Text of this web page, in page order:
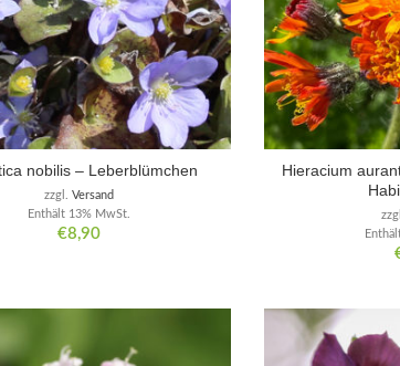
nobilis – Leberblümchen
€8,90
Enthält 13% MwSt.
zzgl. Versand
Hieracium